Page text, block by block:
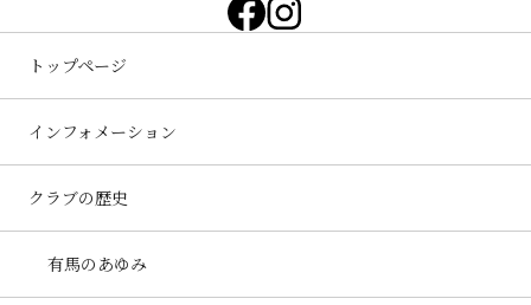
トップページ
インフォメーション
クラブの歴史
有馬のあゆみ